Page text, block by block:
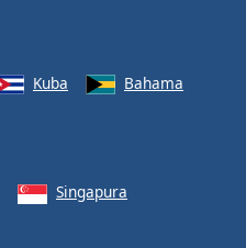
Kuba
Bahama
Singapura